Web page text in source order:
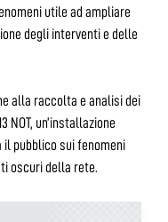
utile ad ampliare
degli interventi e delle
alla raccolta e analisi dei
NOT, un’installazione
pubblico sui fenomeni
oscuri della rete.